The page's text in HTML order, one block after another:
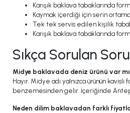
Karışık baklava tabaklarında
Kaymak içerdiği için serin
Tek tek servis edilen kişilik
Karışık baklava tabaklarında
Sıkça Sorulan
Midye baklavada deniz ürünü var
Hayır. Midye adı yalnızca ürünün
benzemesinden gelir. İçeriğinde Antep
Neden dilim baklavadan farklı